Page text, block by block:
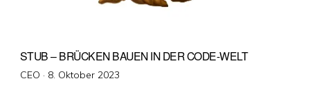
STUB – BRÜCKEN BAUEN IN DER CODE-WELT
CEO · Veröffentlicht
8. Oktober 2023